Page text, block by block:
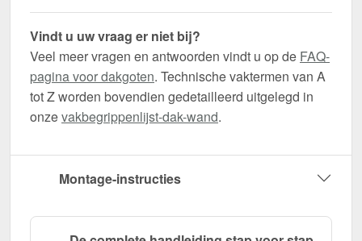
Vindt u uw vraag er niet bij?
Veel meer vragen en antwoorden vindt u op de FAQ-
pagina voor dakgoten. Technische vaktermen van A
tot Z worden bovendien gedetailleerd uitgelegd in
onzevakbegrippenlijst-dak-wand.
Montage-instructies